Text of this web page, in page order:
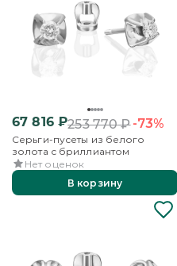
67 816₽253 770₽-73%
Серьги-пусеты из белого
золота с бриллиантом
Нет оценок
В корзину